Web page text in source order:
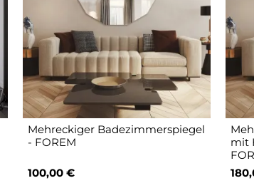
Mehreckiger Badezimmerspiegel
- FOREM
100,00 €
mit